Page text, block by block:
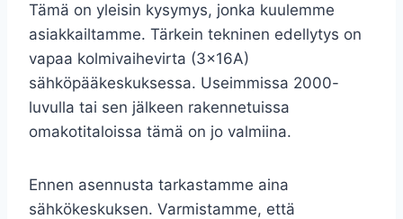
Tämä on yleisin kysymys, jonka kuulemme
asiakkailtamme. Tärkein tekninen edellytys on
vapaa kolmivaihevirta (3x16A)
sähköpääkeskuksessa. Useimmissa 2000-
luvulla tai sen jälkeen rakennetuissa
omakotitaloissa tämä on jo valmiina.
Ennen asennusta tarkastamme aina
sähkökeskuksen. Varmistamme, että